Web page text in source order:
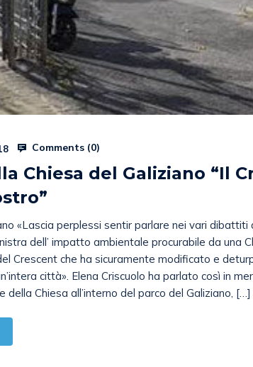
Comments (0)
Chiesa del Galiziano “Il
«Lascia perplessi sentir parlare nei vari dibattiti
dell’ impatto ambientale procurabile da una
Crescent che ha sicuramente modificato e
città». Elena Criscuolo ha parlato così in
della Chiesa all’interno del parco del Galiziano, […]